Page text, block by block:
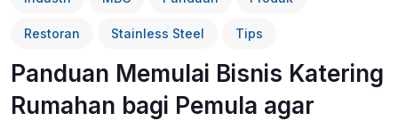
Restoran Stainless Steel Tips
Panduan Memulai Bisnis Katering
Rumahan bagi Pemula agar